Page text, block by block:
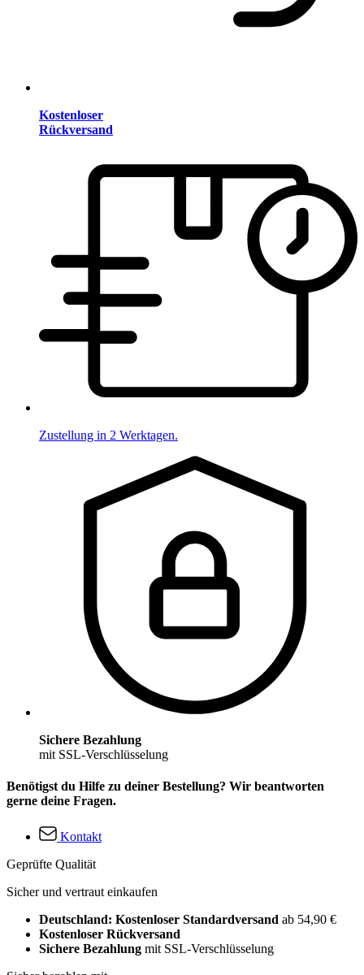
Kostenloser
Rückversand
Zustellung in 2 Werktagen.
Sichere Bezahlung
mit SSL-Verschlüsselung
Benötigst du Hilfe zu deiner Bestellung? Wir beantworten
gerne deine Fragen.
Kontakt
Geprüfte Qualität
Sicher und vertraut einkaufen
Deutschland: Kostenloser Standardversand ab 54,90 €
Kostenloser Rückversand
Sichere Bezahlung mit SSL-Verschlüsselung